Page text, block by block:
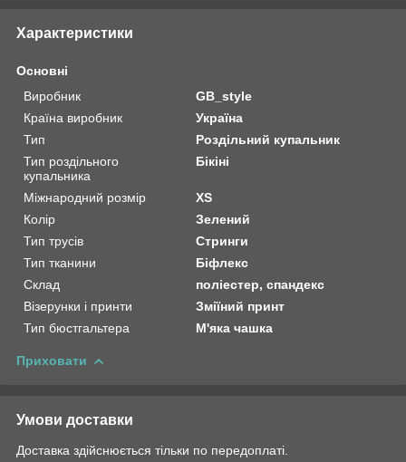
Характеристики
Основні
Виробник
GB_style
Країна виробник
Україна
Тип
Роздільний купальник
Тип роздільного
купальника
Бікіні
Міжнародний розмір
XS
Колір
Зелений
Тип трусів
Стринги
Тип тканини
Біфлекс
Склад
поліестер, спандекс
Візерунки і принти
Зміїний принт
Тип бюстгальтера
М'яка чашка
Приховати
Умови доставки
Доставка здійснюється тільки по передоплаті.